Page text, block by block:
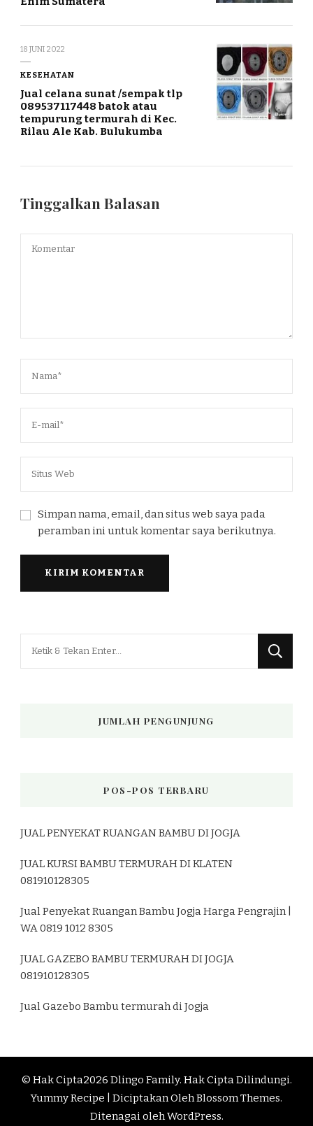
18 JUNI 2022
KESEHATAN
Jual celana sunat /sempak tlp
089537117448 batok atau
tempurung termurah di Kec.
Rilau Ale Kab. Bulukumba
Tinggalkan Balasan
Simpan nama, email, dan situs web saya pada
peramban ini untuk komentar saya berikutnya.
Mencari
JUMLAH PENGUNJUNG
POS-POS TERBARU
JUAL PENYEKAT RUANGAN BAMBU DI JOGJA
JUAL KURSI BAMBU TERMURAH DI KLATEN
081910128305
Jual Penyekat Ruangan Bambu Jogja Harga Pengrajin |
WA 0819 1012 8305
JUAL GAZEBO BAMBU TERMURAH DI JOGJA
081910128305
Jual Gazebo Bambu termurah di Jogja
© Hak Cipta2026 Dlingo Family. Hak Cipta Dilindungi.
Yummy Recipe | Diciptakan OlehBlossom Themes.
Ditenagai olehWordPress.